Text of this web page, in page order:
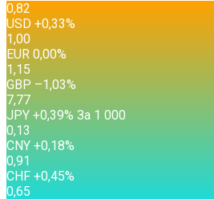
0,82
USD +0,33%
1,00
EUR 0,00%
1,15
GBP –1,03%
7,77
JPY +0,39% За 1 000
0,13
CNY +0,18%
0,91
CHF +0,45%
0,65